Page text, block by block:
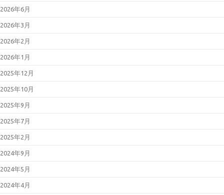
脆弱性対策について(2026年5月)
Networks製PAN-OSの脆弱性対策
2026年05月07日
31431、Copy Fail)
策について(CVE-2026-31431、
2026年04月27日
Secure FTDの脆弱性について
2026年04月22日
2026年04月15日
いて(2026年4月)_2
脆弱性対策について(2026年4月)
および Reader の脆弱性対策につ
2026年6月
2026年3月
2026年2月
2026年1月
2025年12月
2025年10月
2025年9月
2025年7月
2025年2月
2024年9月
2024年5月
2024年4月